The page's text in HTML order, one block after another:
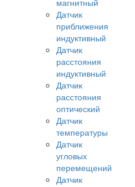
магнитный
Датчик
приближения
индуктивный
Датчик
расстояния
индуктивный
Датчик
расстояния
оптический
Датчик
температуры
Датчик
угловых
перемещений
Датчик